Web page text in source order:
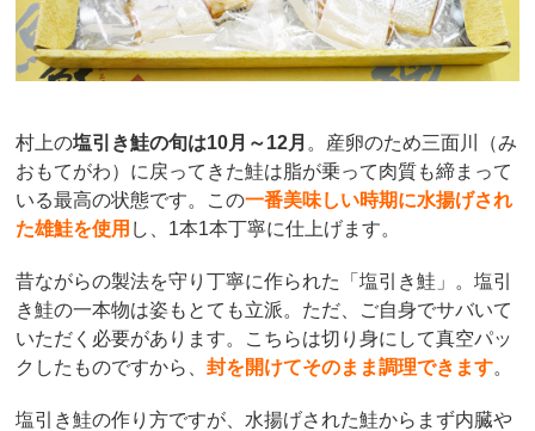
村上の塩引き鮭の旬は10月～12月 。産卵のため三面川（み
おもてがわ）に戻ってきた鮭は脂が乗って肉質も締まって
いる最高の状態です。この一番美味しい時期に水揚げされ
た雄鮭を使用 し、1本1本丁寧に仕上げます。
昔ながらの製法を守り丁寧に作られた「塩引き鮭」。塩引
き鮭の一本物は姿もとても立派。ただ、ご自身でサバいて
いただく必要があります。こちらは切り身にして真空パッ
クしたものですから、封を開けてそのまま調理できます。
塩引き鮭の作り方ですが、水揚げされた鮭からまず内臓や